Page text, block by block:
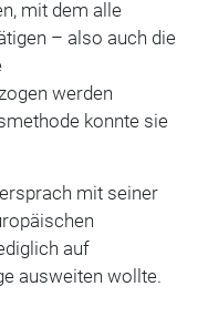
mit dem alle
– also auch die
werden
konnte sie
mit seiner
auf
ausweiten wollte.